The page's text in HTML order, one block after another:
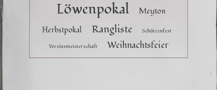
Löwenpokal
Meyton
Herbstpokal
Rangliste Schützenfest
Vereinsmeisterschaft Weihnachtsfeier